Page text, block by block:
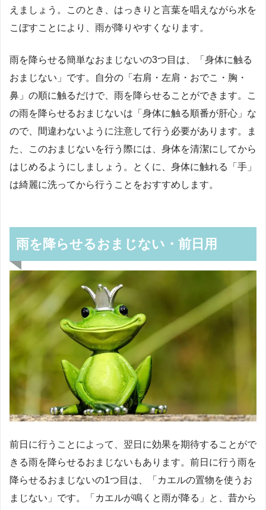
えましょう。このとき、はっきりと言葉を唱えながら水を
こぼすことにより、雨が降りやすくなります。
雨を降らせる簡単なおまじないの3つ目は、「身体に触る
おまじない」です。自分の「右肩・左肩・おでこ・胸・
鼻」の順に触るだけで、雨を降らせることができます。こ
の雨を降らせるおまじないは「身体に触る順番が肝心」な
ので、間違わないように注意して行う必要があります。ま
た、このおまじないを行う際には、身体を清潔にしてから
はじめるようにしましょう。とくに、身体に触れる「手」
は綺麗に洗ってから行うことをおすすめします。
雨を降らせるおまじない・前日用
前日に行うことによって、翌日に効果を期待することがで
きる雨を降らせるおまじないもあります。前日に行う雨を
降らせるおまじないの1つ目は、「カエルの置物を使うお
まじない」です。「カエルが鳴くと雨が降る」と、昔から